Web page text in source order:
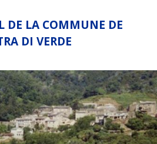
DE LA COMMUNE DE
DI VERDE